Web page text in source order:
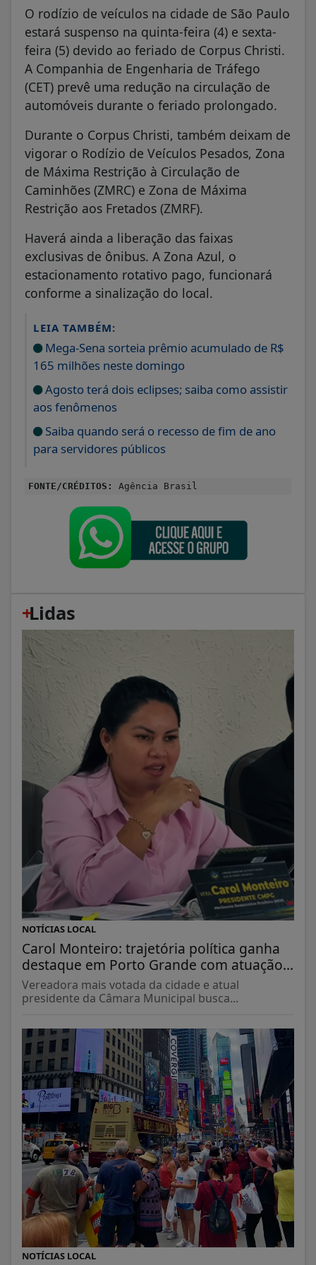
O rodízio de veículos na cidade de São Paulo
estará suspenso na quinta-feira (4) e sexta-
feira (5) devido ao feriado de Corpus Christi.
A Companhia de Engenharia de Tráfego
(CET) prevê uma redução na circulação de
automóveis durante o feriado prolongado.
Durante o Corpus Christi, também deixam de
vigorar o Rodízio de Veículos Pesados, Zona
de Máxima Restrição à Circulação de
Caminhões (ZMRC) e Zona de Máxima
Restrição aos Fretados (ZMRF).
Haverá ainda a liberação das faixas
exclusivas de ônibus. A Zona Azul, o
estacionamento rotativo pago, funcionará
conforme a sinalização do local.
LEIA TAMBÉM:
Mega-Sena sorteia prêmio acumulado de R$
165 milhões neste domingo
Agosto terá dois eclipses; saiba como assistir
aos fenômenos
Saiba quando será o recesso de fim de ano
para servidores públicos
FONTE/CRÉDITOS: Agência Brasil
+
Lidas
NOTÍCIAS LOCAL
Carol Monteiro: trajetória política ganha
destaque em Porto Grande com atuação...
Vereadora mais votada da cidade e atual
presidente da Câmara Municipal busca...
NOTÍCIAS LOCAL